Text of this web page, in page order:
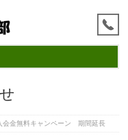
会金無料キャンペーン 期間延長